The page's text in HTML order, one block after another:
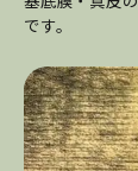
です。